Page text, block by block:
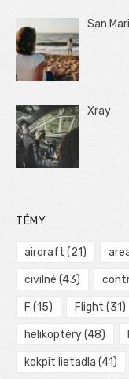
San
Xray
TÉMY
aircraft (21)
civilné (43)
F (15) Flight (31)
helikoptéry(48)
kokpit lietadla (41)